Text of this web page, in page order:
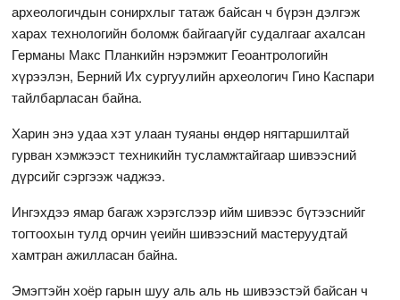
археологичдын сонирхлыг татаж байсан ч бүрэн дэлгэж
харах технологийн боломж байгаагүйг судалгааг ахалсан
Германы Макс Планкийн нэрэмжит Геоантрологийн
хүрээлэн, Берний Их сургуулийн археологич Гино Каспари
тайлбарласан байна.
Харин энэ удаа хэт улаан туяаны өндөр нягтаршилтай
гурван хэмжээст техникийн тусламжтайгаар шивээсний
дүрсийг сэргээж чаджээ.
Ингэхдээ ямар багаж хэрэгслээр ийм шивээс бүтээснийг
тогтоохын тулд орчин үеийн шивээсний мастеруудтай
хамтран ажилласан байна.
Эмэгтэйн хоёр гарын шуу аль аль нь шивээстэй байсан ч